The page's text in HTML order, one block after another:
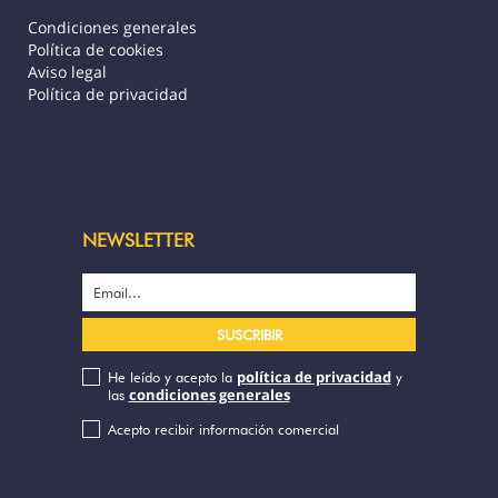
Condiciones generales
Política de cookies
Aviso legal
Política de privacidad
NEWSLETTER
He leído y acepto la política de privacidady
las condiciones generales
Acepto recibir información comercial